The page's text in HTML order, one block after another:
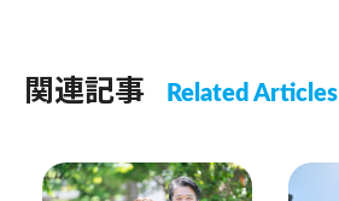
関連記事 Related Articles